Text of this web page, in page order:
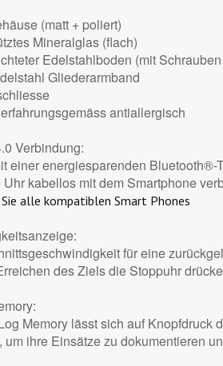
(matt + poliert)
Mineralglas (flach)
Edelstahlboden (mit
Gliederarmband
antiallergisch
Verbindung:
einer energiesparenden
kabellos mit dem Smartphone
alle kompatiblen Smart Phones
für eine
des Ziels die Stoppuhr
Memory lässt sich auf
um ihre Einsätze zu dokumentieren